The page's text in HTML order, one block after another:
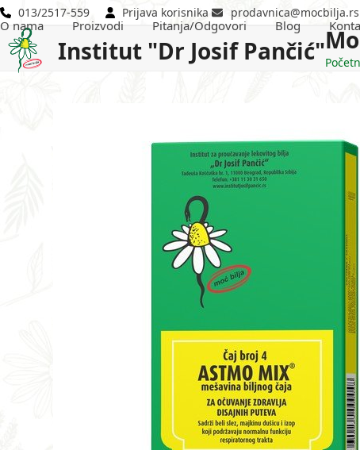
Skip
to
content
013/2517-559 Prijava korisnika prodavnica@mocbilja.rs
Institut "Dr Josif Pančić"
O nama Proizvodi Pitanja/Odgovori Blog